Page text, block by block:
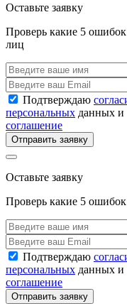
Оставьте заявку
Проверь какие 5
лиц
Подтверждаю
персональных данных
соглашение
Отправить заявку
Оставьте заявку
Проверь какие 5
Подтверждаю
персональных данных
соглашение
Отправить заявку